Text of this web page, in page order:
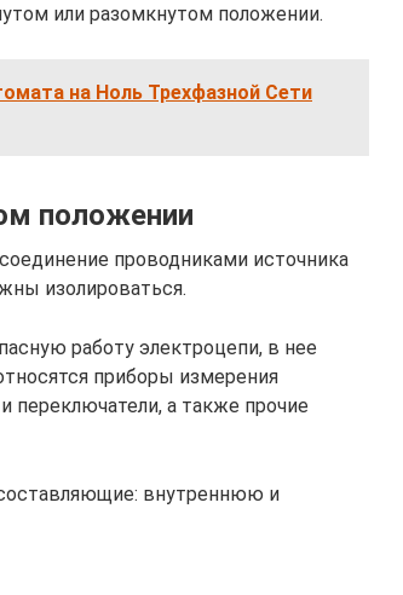
или разомкнутом положении.
на Ноль Трехфазной Сети
положении
проводниками источника
изолироваться.
работу электроцепи, в нее
приборы измерения
переключатели, а также прочие
внутреннюю и